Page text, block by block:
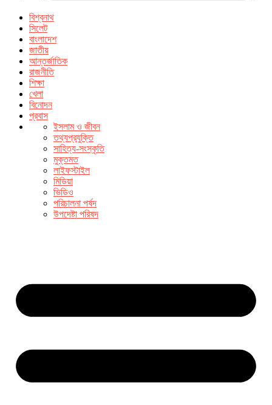
বিশ্বনাথ
সিলেট
বাংলাদেশ
জাতীয়
আন্তর্জাতিক
রাজনীতি
শিক্ষা
খেলা
বিনোদন
প্রবাস
ইসলাম ও জীবন
তথ্যপ্রযুক্তি
সাহিত্য-সংস্কৃতি
মুক্তমত
লাইফস্টাইল
মিডিয়া
ভিডিও
পরিচালনা পর্ষদ
উপদেষ্টা পরিষদ